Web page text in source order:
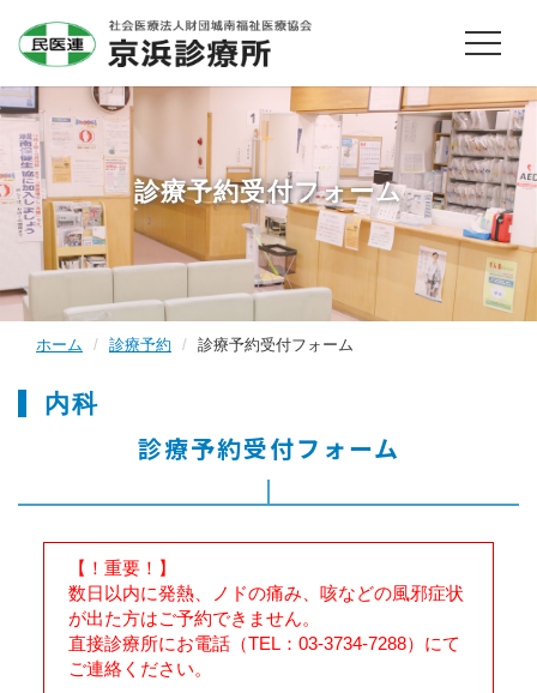
診療予約受付フォーム
ホーム 診療予約 診療予約受付フォーム
内科
診療予約受付フォーム
【！重要！】
数日以内に発熱、ノドの痛み、咳などの風邪症状
が出た方はご予約できません。
直接診療所にお電話（TEL：03-3734-7288）にて
ご連絡ください。